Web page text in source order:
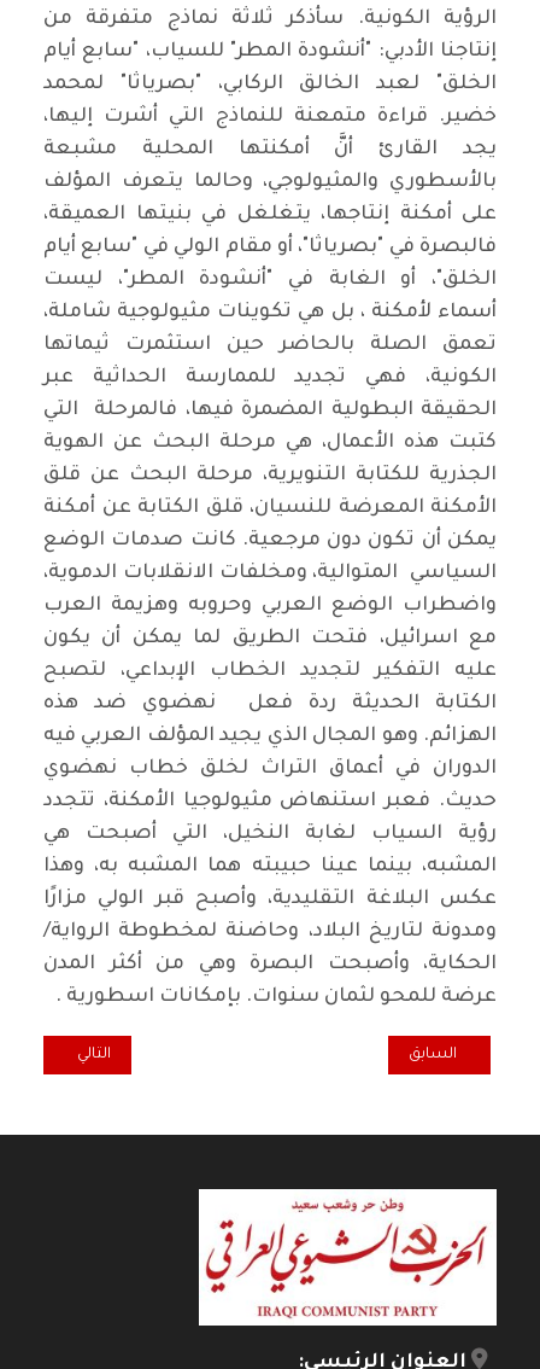
الرؤية الكونية. سأذكر ثلاثة نماذج متفرقة من
إنتاجنا الأدبي: "أنشودة المطر" للسياب، "سابع أيام
الخلق" لعبد الخالق الركابي، "بصرياثا" لمحمد
خضير. قراءة متمعنة للنماذج التي أشرت إليها،
يجد القارئ أنَّ أمكنتها المحلية مشبعة
بالأسطوري والمثيولوجي، وحالما يتعرف المؤلف
على أمكنة إنتاجها، يتغلغل في بنيتها العميقة،
فالبصرة في "بصرياثا"، أو مقام الولي في "سابع أيام
الخلق"، أو الغابة في "أنشودة المطر"، ليست
أسماء لأمكنة ، بل هي تكوينات مثيولوجية شاملة،
تعمق الصلة بالحاضر حين استثمرت ثيماتها
الكونية، فهي تجديد للممارسة الحداثية عبر
الحقيقة البطولية المضمرة فيها، فالمرحلة التي
كتبت هذه الأعمال، هي مرحلة البحث عن الهوية
الجذرية للكتابة التنويرية، مرحلة البحث عن قلق
الأمكنة المعرضة للنسيان، قلق الكتابة عن أمكنة
يمكن أن تكون دون مرجعية. كانت صدمات الوضع
السياسي المتوالية، ومخلفات الانقلابات الدموية،
واضطراب الوضع العربي وحروبه وهزيمة العرب
مع اسرائيل، فتحت الطريق لما يمكن أن يكون
عليه التفكير لتجديد الخطاب الإبداعي، لتصبح
الكتابة الحديثة ردة فعل نهضوي ضد هذه
الهزائم. وهو المجال الذي يجيد المؤلف العربي فيه
الدوران في أعماق التراث لخلق خطاب نهضوي
حديث. فعبر استنهاض مثيولوجيا الأمكنة، تتجدد
رؤية السياب لغابة النخيل، التي أصبحت هي
المشبه، بينما عينا حبيبته هما المشبه به، وهذا
عكس البلاغة التقليدية، وأصبح قبر الولي مزارًا
ومدونة لتاريخ البلاد، وحاضنة لمخطوطة الرواية/
الحكاية، وأصبحت البصرة وهي من أكثر المدن
عرضة للمحو لثمان سنوات. بإمكانات اسطورية .
المقال السابق: همسة... إن قال فعل
السابق المقال التالي:
التالي
العنوان الرئيسي: